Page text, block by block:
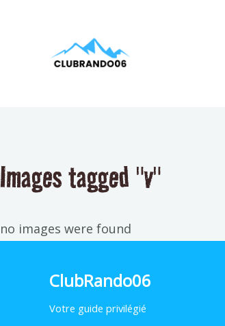
Images tagged "v"
no images were found
ClubRando06
Votre guide privilégié